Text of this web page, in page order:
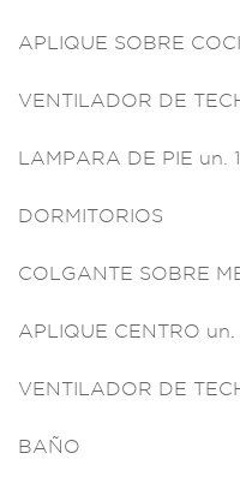
APLIQUE SOBRE
VENTILADOR DE
LAMPARA DE PIE un. 1
DORMITORIOS
COLGANTE SOBRE
APLIQUE CENTRO un.
VENTILADOR DE
BAÑO